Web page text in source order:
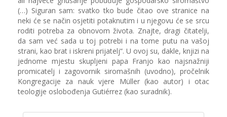
(…) Siguran sam: svatko tko bude čitao ove stranice na
neki će se način osjetiti potaknutim i u njegovu će se srcu
roditi potreba za obnovom života. Znajte, dragi čitatelji,
da sam već sada u toj potrebi i na tome putu na vašoj
strani, kao brat i iskreni prijatelj“. U ovoj su, dakle, knjizi na
jednome mjestu skupljeni papa Franjo kao najsnažniji
promicatelj i zagovornik siromašnih (uvodno), pročelnik
Kongregacije za nauk vjere Müller (kao autor) i otac
teologije oslobođenja Gutiérrez (kao suradnik).